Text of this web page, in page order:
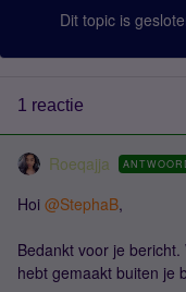
Dit topic is
1 reactie
Roeqajja
Hoi @StephaB,
Bedankt voor je
hebt gemaakt buiten je